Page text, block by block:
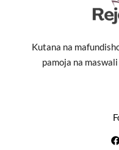
Kutana na
pamoja na